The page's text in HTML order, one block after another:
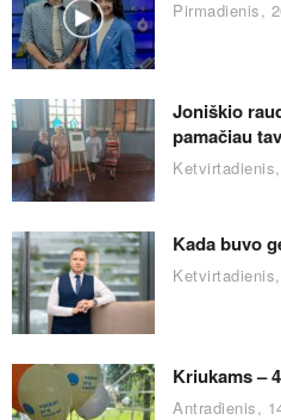
Pirmadienis,
Joniškio
pamačiau
Kada buvo
Kriukams –
Antradienis,